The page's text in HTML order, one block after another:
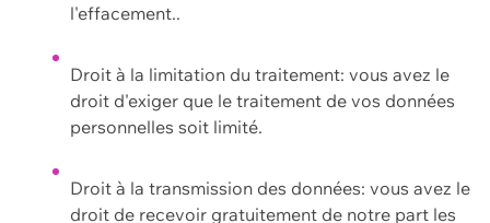
l'effacement..
Droit à la limitation du traitement: vous avez le
droit d'exiger que le traitement de vos données
personnelles soit limité.
Droit à la transmission des données: vous avez le
droit de recevoir gratuitement de notre part les